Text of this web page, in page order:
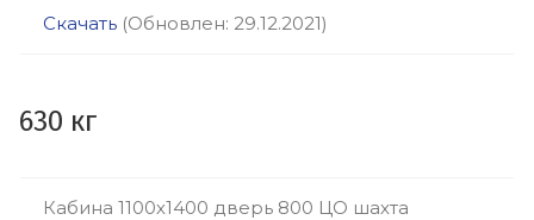
Скачать (Обновлен: 29.12.2021)
630 кг
Кабина 1100х1400 дверь 800 ЦО шахта